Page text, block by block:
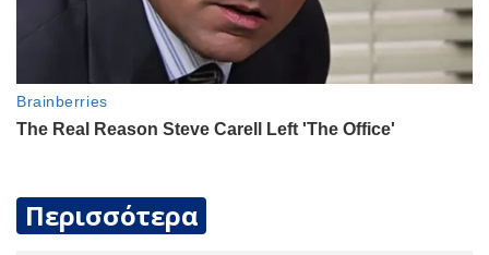
Περισσότερα